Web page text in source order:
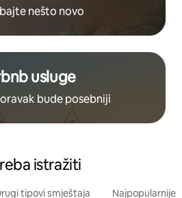
nešto novo
usluge
bude posebniji
istražiti
tipovi smještaja Najpopularnije